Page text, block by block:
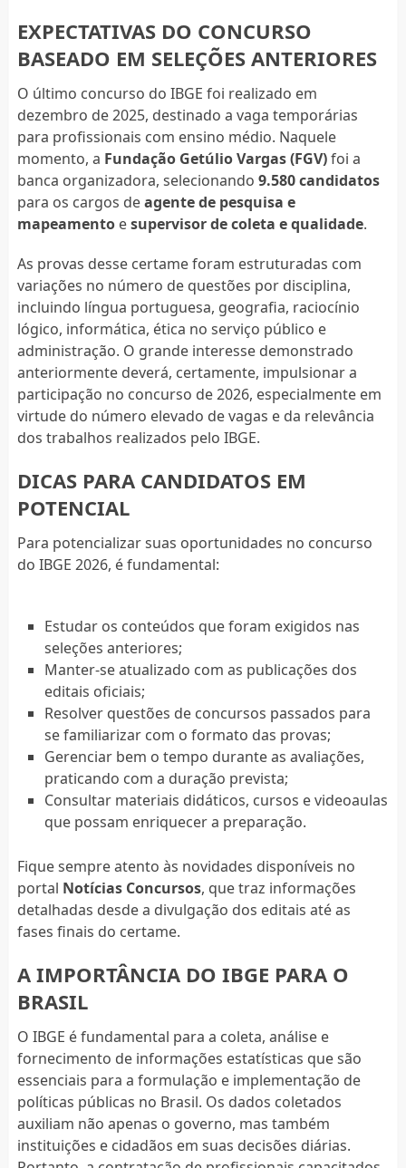
EXPECTATIVAS DO CONCURSO
BASEADO EM SELEÇÕES ANTERIORES
O último concurso do IBGE foi realizado em
dezembro de 2025, destinado a vaga temporárias
para profissionais com ensino médio. Naquele
momento, a Fundação Getúlio Vargas (FGV)foi a
banca organizadora, selecionando 9.580 candidatos
para os cargos deagente de pesquisa e
mapeamentoesupervisor de coleta e qualidade.
As provas desse certame foram estruturadas com
variações no número de questões por disciplina,
incluindo língua portuguesa, geografia, raciocínio
lógico, informática, ética no serviço público e
administração. O grande interesse demonstrado
anteriormente deverá, certamente, impulsionar a
participação no concurso de 2026, especialmente em
virtude do número elevado de vagas e da relevância
dos trabalhos realizados pelo IBGE.
DICAS PARA CANDIDATOS EM
POTENCIAL
Para potencializar suas oportunidades no concurso
do IBGE 2026, é fundamental:
Estudar os conteúdos que foram exigidos nas
seleções anteriores;
Manter-se atualizado com as publicações dos
editais oficiais;
Resolver questões de concursos passados para
se familiarizar com o formato das provas;
Gerenciar bem o tempo durante as avaliações,
praticando com a duração prevista;
Consultar materiais didáticos, cursos e videoaulas
que possam enriquecer a preparação.
Fique sempre atento às novidades disponíveis no
portal Notícias Concursos, que traz informações
detalhadas desde a divulgação dos editais até as
fases finais do certame.
A IMPORTÂNCIA DO IBGE PARA O
BRASIL
O IBGE é fundamental para a coleta, análise e
fornecimento de informações estatísticas que são
essenciais para a formulação e implementação de
políticas públicas no Brasil. Os dados coletados
auxiliam não apenas o governo, mas também
instituições e cidadãos em suas decisões diárias.